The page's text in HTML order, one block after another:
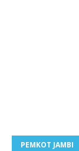
PEMKOT JAMBI